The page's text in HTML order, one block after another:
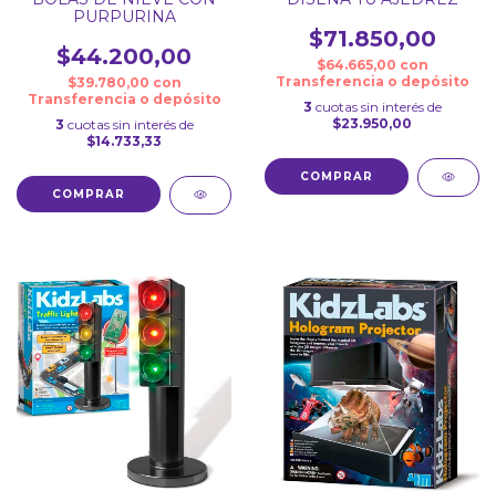
PURPURINA
$44.200,00
$39.780,00 con
Transferencia o depósito
3 cuotas sin interés de
$14.733,33
$71.850,00
$64.665,00 con
Transferencia o depósito
3 cuotas sin interés de
$23.950,00